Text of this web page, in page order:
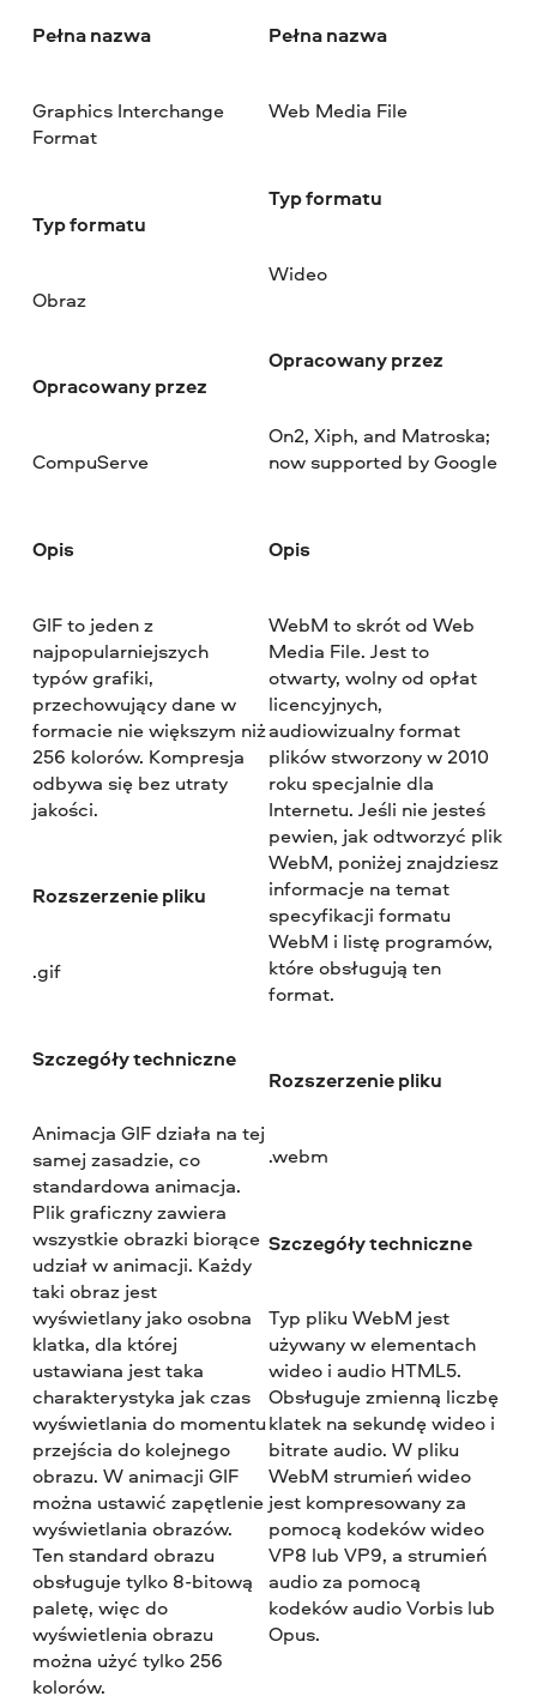
Pełna nazwa
Graphics Interchange
Format
Typ formatu
Obraz
Opracowany przez
CompuServe
Opis
GIF to jeden z
najpopularniejszych
typów grafiki,
przechowujący dane w
formacie nie większym niż
256 kolorów. Kompresja
odbywa się bez utraty
jakości.
Rozszerzenie pliku
.gif
Szczegóły techniczne
Animacja GIF działa na tej
samej zasadzie, co
standardowa animacja.
Plik graficzny zawiera
wszystkie obrazki biorące
udział w animacji. Każdy
taki obraz jest
wyświetlany jako osobna
klatka, dla której
ustawiana jest taka
charakterystyka jak czas
wyświetlania do momentu
przejścia do kolejnego
obrazu. W animacji GIF
można ustawić zapętlenie
wyświetlania obrazów.
Ten standard obrazu
obsługuje tylko 8-bitową
paletę, więc do
wyświetlenia obrazu
można użyć tylko 256
kolorów.
Pełna nazwa
Web Media File
Typ formatu
Wideo
Opracowany przez
On2, Xiph, and Matroska;
now supported by Google
Opis
WebM to skrót od Web
Media File. Jest to
otwarty, wolny od opłat
licencyjnych,
audiowizualny format
plików stworzony w 2010
roku specjalnie dla
Internetu. Jeśli nie jesteś
pewien, jak odtworzyć plik
WebM, poniżej znajdziesz
informacje na temat
specyfikacji formatu
WebM i listę programów,
które obsługują ten
format.
Rozszerzenie pliku
.webm
Szczegóły techniczne
Typ pliku WebM jest
używany w elementach
wideo i audio HTML5.
Obsługuje zmienną liczbę
klatek na sekundę wideo i
bitrate audio. W pliku
WebM strumień wideo
jest kompresowany za
pomocą kodeków wideo
VP8 lub VP9, a strumień
audio za pomocą
kodeków audio Vorbis lub
Opus.